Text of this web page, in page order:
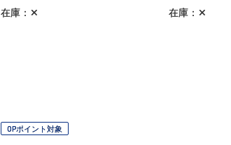
在庫：✕ 在庫：✕
OPポイント対象